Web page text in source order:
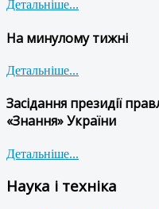
Детальніше...
На минулому тижні
Детальніше...
Засідання президії
«Знання» України
Детальніше...
Наука і техніка